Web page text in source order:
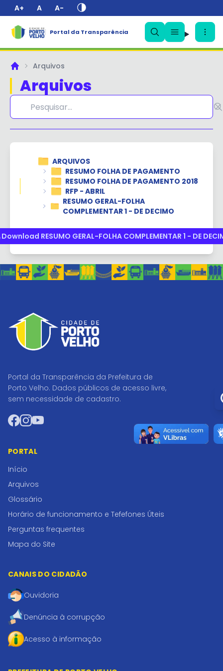
A+ A A-
Portal da Transparência
PrincipalArquivos
Arquivos
ARQUIVOS
RESUMO FOLHA DE PAGAMENTO
RESUMO FOLHA DE PAGAMENTO 2018
RFP - ABRIL
RESUMO GERAL-FOLHA
COMPLEMENTAR 1 - DE DECIMO
Download RESUMO GERAL-FOLHA COMPLEMENTAR 1 - DE
Portal da Transparência da Prefeitura de
Porto Velho. Dados públicos de acesso livre,
sem necessidade de cadastro.
Facebook
Instagram
YouTube
PORTAL
Início
Arquivos
Glossário
Horário de funcionamento e Tefefones Úteis
Perguntas frequentes
Mapa do Site
CANAIS DO CIDADÃO
Ouvidoria
Denúncia à corrupção
Acesso à informação
✕